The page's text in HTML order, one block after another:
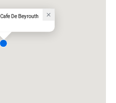
De Beyrouth